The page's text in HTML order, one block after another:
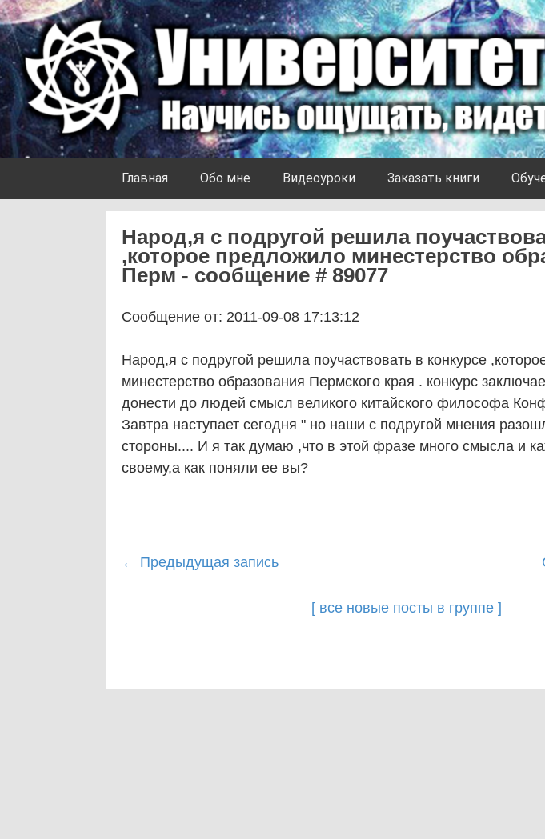
Университет Ноосферы
Главная Обо мне Видеоуроки Заказать книги
Народ,я с подругой решила
,которое предложило минестерство
Перм - сообщение # 89077
Сообщение от: 2011-09-08 17:13:12
Народ,я с подругой решила поучаствовать в конкурсе
минестерство образования Пермского края . конкурс
донести до людей смысл великого китайского философа
Завтра наступает сегодня " но наши с подругой мнения
стороны.... И я так думаю ,что в этой фразе много смысла и
своему,а как поняли ее вы?
Post
← Предыдущая запись
[ все новые посты в группе ]